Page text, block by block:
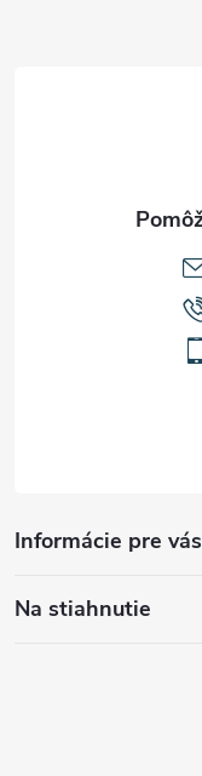
Informácie pre vás
Na stiahnutie